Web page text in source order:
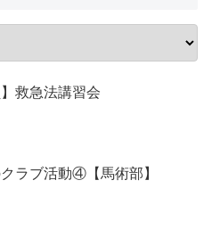
】救急法講習会
ラブ活動④【馬術部】